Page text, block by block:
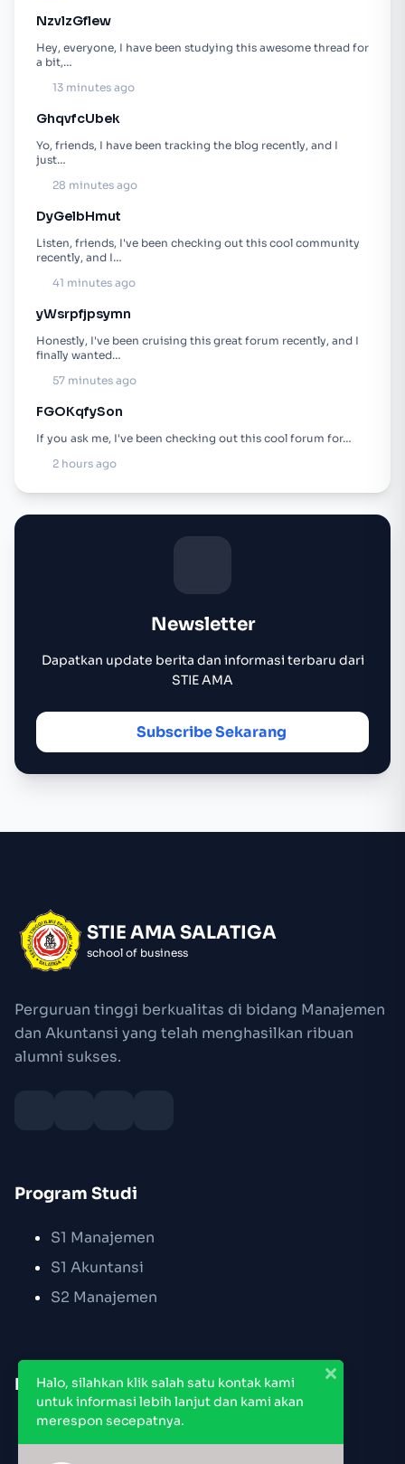
NzvlzGflew
Hey, everyone, I have been studying this awesome thread for
a bit,…
13 minutes ago
GhqvfcUbek
Yo, friends, I have been tracking the blog recently, and I
just…
28 minutes ago
DyGelbHmut
Listen, friends, I've been checking out this cool community
recently, and I…
41 minutes ago
yWsrpfjpsymn
Honestly, I've been cruising this great forum recently, and I
finally wanted…
57 minutes ago
FGOKqfySon
If you ask me, I've been checking out this cool forum for…
2 hours ago
Newsletter
Dapatkan update berita dan informasi terbaru dari
STIE AMA
Subscribe Sekarang
STIE AMA SALATIGA
school of business
Perguruan tinggi berkualitas di bidang Manajemen
dan Akuntansi yang telah menghasilkan ribuan
alumni sukses.
Program Studi
S1 Manajemen
S1 Akuntansi
S2 Manajemen
Link Cepat
Pendaftaran PMB
Jadwal Kuliah
Halo, silahkan klik salah satu kontak kami
untuk informasi lebih lanjut dan kami akan
merespon secepatnya.